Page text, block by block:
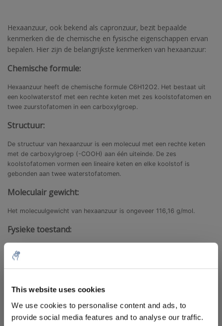
This website uses cookies
We use cookies to personalise content and ads, to
provide social media features and to analyse our traffic.
Hexaanzuur, ook bekend als capronzuur, bezit bepaalde
kenmerken die de chemische en fysische eigenschappen ervan
bepalen. Hier zijn de belangrijkste kenmerken van hexaanzuur:
Chemische formule:
Hexaanzuur heeft de chemische formule C6H12O2. Het bestaat uit
een koolwaterstof met een rechte keten met zes koolstofatomen en
twee zuurstofatomen in een carboxylgroep.
Structuur:
De structuur van hexaanzuur is een molecuul met een rechte keten
met de carboxylgroep (-COOH) aan één uiteinde. De zes
koolstofatomen vormen een lineaire keten en elke koolstof is
gebonden aan twee waterstofatomen.
Moleculair gewicht:
Het molecuulgewicht van hexaanzuur is ongeveer 116,16 g/mol.
Fysieke toestand:
lichtgele vloeistof.
Een onderscheidend kenmerk van hexaanzuur is de onaangename,
ranzige geur. De geur wordt duidelijker naarmate de ketenlengte van
de vetzuren toeneemt.
order
Sign up for our newsletter to stay